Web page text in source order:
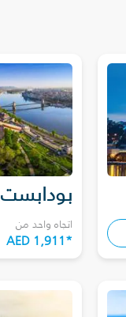
بودابست
اتجاه واحد من
AED 1,911*